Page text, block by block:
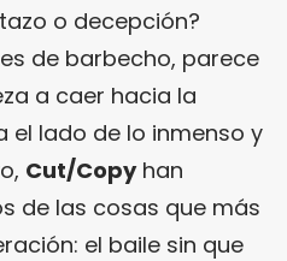
o decepción?
de barbecho, parece
a caer hacia la
el lado de lo inmenso y
Cut/Copyhan
de las cosas que más
el baile sin que